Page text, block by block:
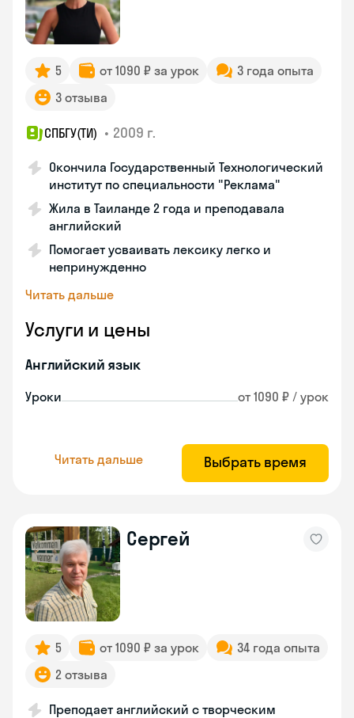
5 от 1090 ₽ за урок
3 года опыта
3 отзыва
СПБГУ(ТИ) • 2009 г.
Окончила Государственный Технологический
институт по специальности "Реклама"
Жила в Таиланде 2 года и преподавала
английский
Помогает усваивать лексику легко и
непринужденно
Читать дальше
Услуги и цены
Английский язык
Уроки от 1090 ₽ / урок
Читать дальше Выбрать время
Сергей
5 от 1090 ₽ за урок
34 года опыта
2 отзыва
Преподает английский с творческим